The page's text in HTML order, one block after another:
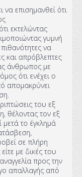
επισημανθεί ότι
εκτελώντας
γυμνή
να
και απρόβλεπτες
άνθρωπος με
ότι ενέχει ο
απομακρύνει
του εξ
θέλοντας τον εξ
μετά το έγκλημά
σε πλήρη
με δικές του
προς την
απαλλαγής από